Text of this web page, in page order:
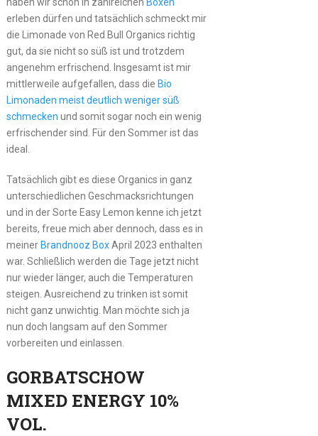
erleben dürfen und tatsächlich schmeckt mir
die Limonade von Red Bull Organics richtig
gut, da sie nicht so süß ist und trotzdem
angenehm erfrischend. Insgesamt ist mir
mittlerweile aufgefallen, dass die Bio
Limonaden meist deutlich weniger süß
schmecken und somit sogar noch ein wenig
erfrischender sind. Für den Sommer ist das
ideal.
Tatsächlich gibt es diese Organics in ganz
unterschiedlichen Geschmacksrichtungen
und in der Sorte Easy Lemon kenne ich jetzt
bereits, freue mich aber dennoch, dass es in
meinerBrandnooz BoxApril 2023 enthalten
war. Schließlich werden die Tage jetzt nicht
nur wieder länger, auch die Temperaturen
steigen. Ausreichend zu trinken ist somit
nicht ganz unwichtig. Man möchte sich ja
nun doch langsam auf den Sommer
vorbereiten und einlassen.
GORBATSCHOW
MIXED ENERGY 10%
VOL.